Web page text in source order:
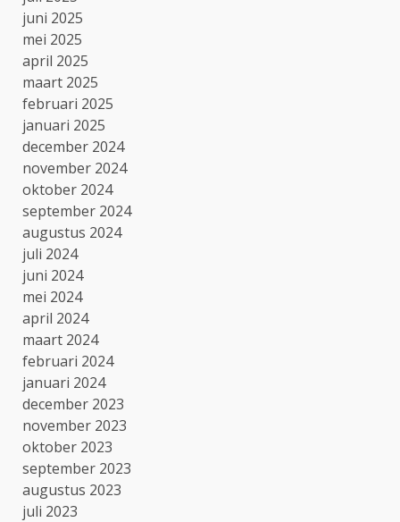
juni 2025
mei 2025
april 2025
maart 2025
februari 2025
januari 2025
december 2024
november 2024
oktober 2024
september 2024
augustus 2024
juli 2024
juni 2024
mei 2024
april 2024
maart 2024
februari 2024
januari 2024
december 2023
november 2023
oktober 2023
september 2023
augustus 2023
juli 2023